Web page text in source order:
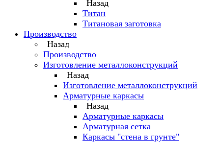
Назад
Титан
Титановая заготовка
Производство
Назад
Производство
Изготовление металлоконструкций
Назад
Изготовление металлоконструкций
Арматурные каркасы
Назад
Арматурные каркасы
Арматурная сетка
Каркасы "стена в грунте"